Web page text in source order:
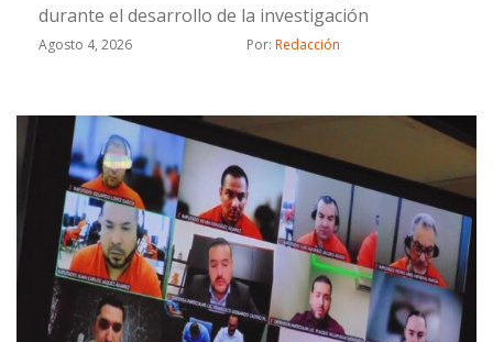
durante el desarrollo de la investigación
Agosto 4, 2026 Por: Redacción